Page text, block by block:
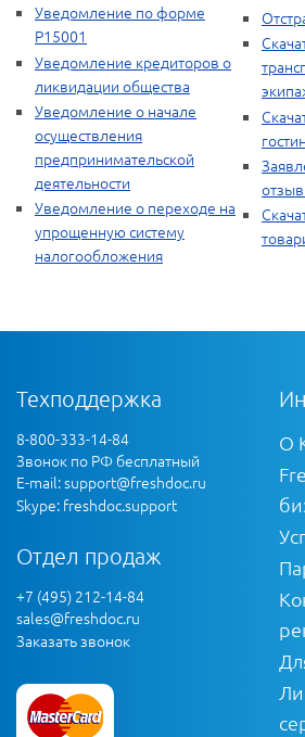
Уведомление по форме
Р15001
Уведомление кредиторов о
ликвидации общества
Уведомление о начале
осуществления
предпринимательской
деятельности
Уведомление о переходе на
упрощенную систему
налогообложения
отзыв
Техподдержка
8-800-333-14-84
Звонок по РФ бесплатный
E-mail:support@freshdoc.ru
Skype: freshdoc.support
Отдел продаж
+7 (495) 212-14-84
sales@freshdoc.ru
Заказать звонок
О